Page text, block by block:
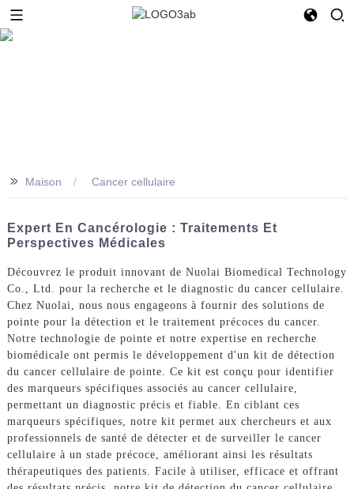
>> Maison Cancer cellulaire
Expert En Cancérologie : Traitements Et
Perspectives Médicales
Découvrez le produit innovant de Nuolai Biomedical Technology
Co., Ltd. pour la recherche et le diagnostic du cancer cellulaire.
Chez Nuolai, nous nous engageons à fournir des solutions de
pointe pour la détection et le traitement précoces du cancer.
Notre technologie de pointe et notre expertise en recherche
biomédicale ont permis le développement d'un kit de détection
du cancer cellulaire de pointe. Ce kit est conçu pour identifier
des marqueurs spécifiques associés au cancer cellulaire,
permettant un diagnostic précis et fiable. En ciblant ces
marqueurs spécifiques, notre kit permet aux chercheurs et aux
professionnels de santé de détecter et de surveiller le cancer
cellulaire à un stade précoce, améliorant ainsi les résultats
thérapeutiques des patients. Facile à utiliser, efficace et offrant